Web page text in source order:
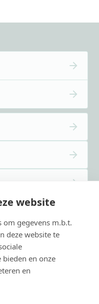
website
om gegevens m.b.t.
deze website te
en onze
en